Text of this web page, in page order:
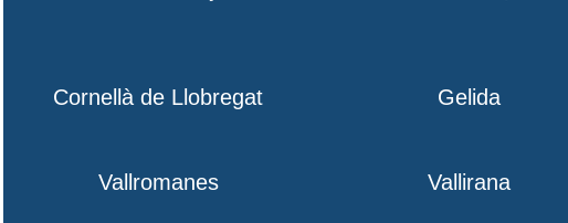
Cornellà de Llobregat Gelida
Vallromanes Vallirana